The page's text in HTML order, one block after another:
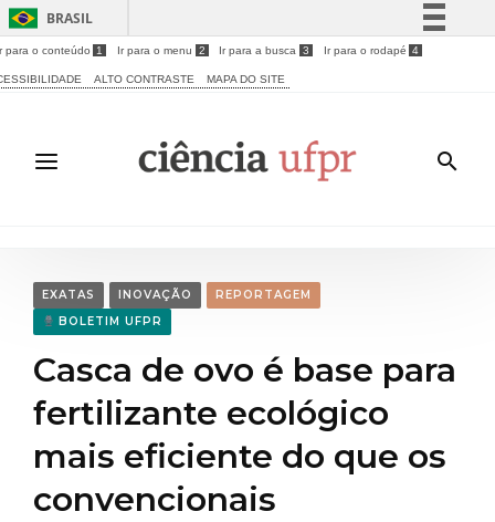
BRASIL
Simplifique!
Acesso à informação
Legislação
para o conteúdo 1 Ir para o menu 2 Ir para a busca 3 Ir para o rodapé 4
ALTO CONTRASTE MAPA DO SITE
EXATAS INOVAÇÃO
REPORTAGEM
BOLETIM UFPR
Casca de ovo é base para
fertilizante ecológico
mais eficiente do que os
convencionais